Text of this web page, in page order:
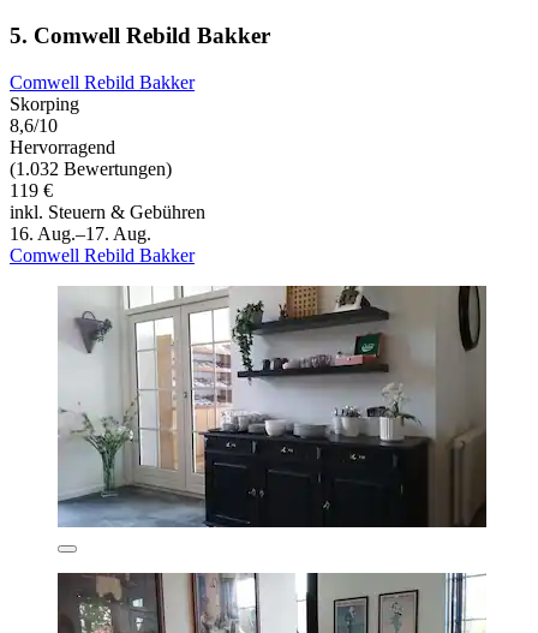
5. Comwell Rebild Bakker
Comwell Rebild Bakker
Skorping
8,6/10
Hervorragend
(1.032 Bewertungen)
119 €
inkl. Steuern & Gebühren
16. Aug.–17. Aug.
Comwell Rebild Bakker